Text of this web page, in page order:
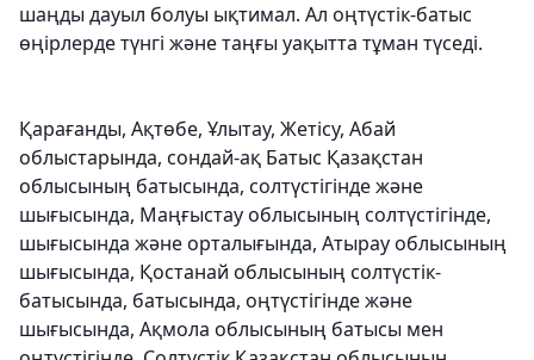
шаңды дауыл болуы ықтимал. Ал оңтүстік-батыс
өңірлерде түнгі және таңғы уақытта тұман түседі.
Қарағанды, Ақтөбе, Ұлытау, Жетісу, Абай
облыстарында, сондай-ақ Батыс Қазақстан
облысының батысында, солтүстігінде және
шығысында, Маңғыстау облысының солтүстігінде,
шығысында және орталығында, Атырау облысының
шығысында, Қостанай облысының солтүстік-
батысында, батысында, оңтүстігінде және
шығысында, Ақмола облысының батысы мен